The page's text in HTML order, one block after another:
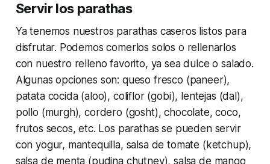
Servir los parathas
Ya tenemos nuestros parathas caseros listos para
disfrutar. Podemos comerlos solos o rellenarlos
con nuestro relleno favorito, ya sea dulce o salado.
Algunas opciones son: queso fresco (paneer),
patata cocida (aloo), coliflor (gobi), lentejas (dal),
pollo (murgh), cordero (gosht), chocolate, coco,
frutos secos, etc. Los parathas se pueden servir
con yogur, mantequilla, salsa de tomate (ketchup),
salsa de menta (pudina chutney), salsa de mango